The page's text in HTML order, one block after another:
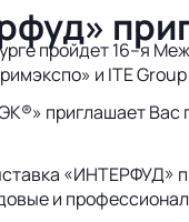
пройдет 16–я
и ITE Group
приглашает Вас
и